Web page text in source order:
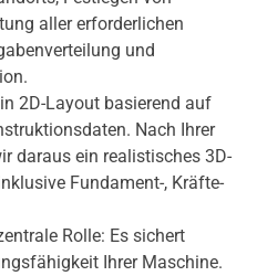
aller erforderlichen
und
2D-Layout basierend auf
Nach Ihrer
daraus ein realistisches 3D-
Fundament-, Kräfte-
Rolle: Es sichert
Ihrer Maschine.